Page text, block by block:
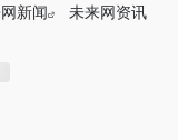
新闻 未来网资讯